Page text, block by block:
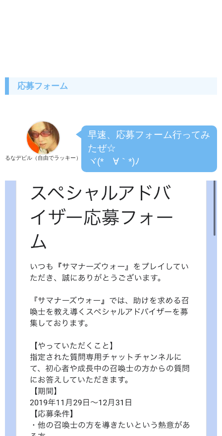
応募フォーム
るなデビル（自由でラッキー）
早速、応募フォーム行ってみ
たぜ☆
ヾ(*´∀｀*)ﾉ